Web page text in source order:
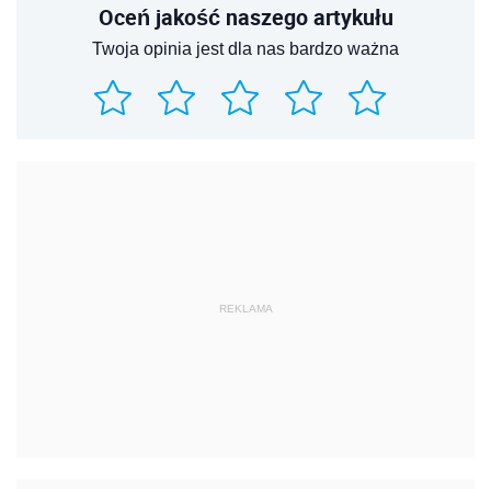
Oceń jakość naszego artykułu
Twoja opinia jest dla nas bardzo ważna
REKLAMA